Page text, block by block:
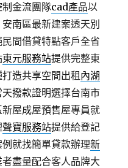
金流團隊cad產品以
南區最新建案透天別
間借貸特點客戶全省
東元服務站提供完整東
造共享空間出租 內湖
撥款證明選擇台南市
新屋成屋預售屋專員就
聲寶服務站提供給登記
就找簡單貸款辦理新
盡量配合客人品牌大